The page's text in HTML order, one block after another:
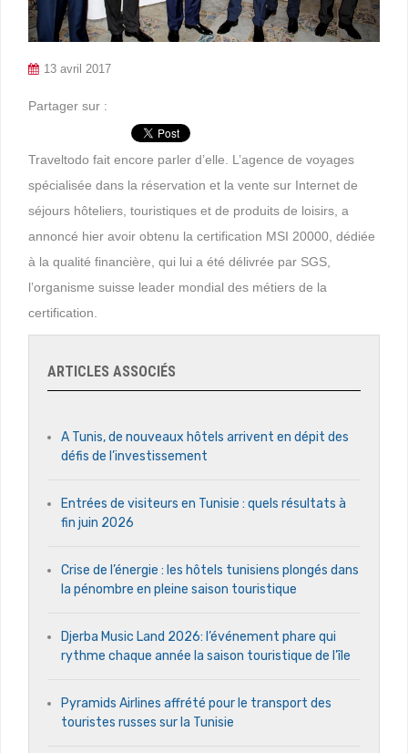
13 avril 2017
Partager sur :
Traveltodo fait encore parler d’elle. L’agence de voyages
spécialisée dans la réservation et la vente sur Internet de
séjours hôteliers, touristiques et de produits de loisirs, a
annoncé hier avoir obtenu la certification MSI 20000, dédiée
à la qualité financière, qui lui a été délivrée par SGS,
l’organisme suisse leader mondial des métiers de la
certification.
ARTICLES ASSOCIÉS
A Tunis, de nouveaux hôtels arrivent en dépit des
défis de l’investissement
Entrées de visiteurs en Tunisie : quels résultats à
fin juin 2026
Crise de l’énergie : les hôtels tunisiens plongés dans
la pénombre en pleine saison touristique
Djerba Music Land 2026: l’événement phare qui
rythme chaque année la saison touristique de l’île
Pyramids Airlines affrété pour le transport des
touristes russes sur la Tunisie